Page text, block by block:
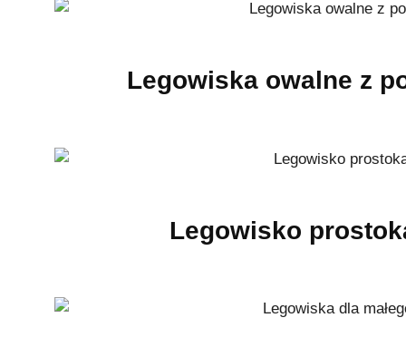
Legowiska owalne z
Legowisko